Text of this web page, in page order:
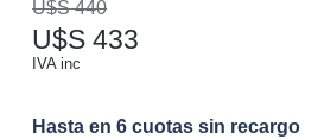
U$S440
U$S 433
IVA inc
Hasta en 6 cuotas sin recargo